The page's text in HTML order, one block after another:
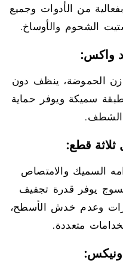
من الأدوات وجميع
الشحوم والأوساخ.
واكس:
الحموضة، ينظف دون
سميكة ويوفر حماية
الشطف.
ثلاثة قطع:
السميك والامتصاص
يوفر قدرة تجفيف
وعدم خدش الأسطح،
متعددة.